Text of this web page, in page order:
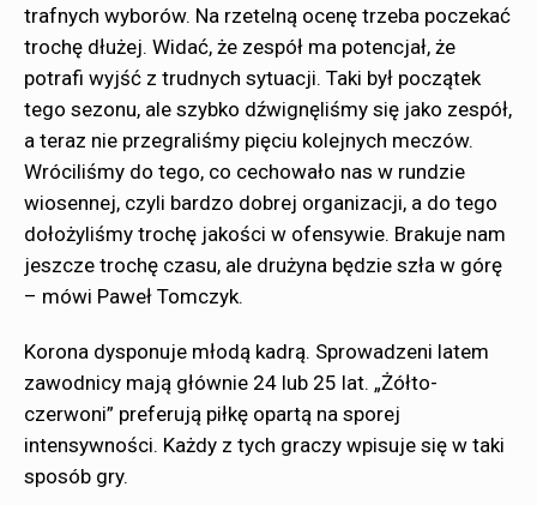
trafnych wyborów. Na rzetelną ocenę trzeba poczekać
trochę dłużej. Widać, że zespół ma potencjał, że
potrafi wyjść z trudnych sytuacji. Taki był początek
tego sezonu, ale szybko dźwignęliśmy się jako zespół,
a teraz nie przegraliśmy pięciu kolejnych meczów.
Wróciliśmy do tego, co cechowało nas w rundzie
wiosennej, czyli bardzo dobrej organizacji, a do tego
dołożyliśmy trochę jakości w ofensywie. Brakuje nam
jeszcze trochę czasu, ale drużyna będzie szła w górę
– mówi Paweł Tomczyk.
Korona dysponuje młodą kadrą. Sprowadzeni latem
zawodnicy mają głównie 24 lub 25 lat. „Żółto-
czerwoni” preferują piłkę opartą na sporej
intensywności. Każdy z tych graczy wpisuje się w taki
sposób gry.